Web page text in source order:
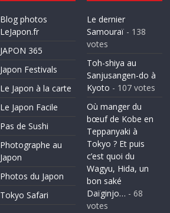
Blog photos
LeJapon.fr
JAPON 365
Japon Festivals
Le Japon à la carte
Le Japon Facile
Pas de Sushi
Photographe au
Japon
Photos du Japon
Tokyo Safari
Le dernier
Samouraï- 138
votes
Toh-shiya au
Sanjusangen-do à
Kyoto - 107 votes
Où manger du
bœuf de Kobe en
Teppanyaki à
Tokyo ? Et puis
c’est quoi du
Wagyu, Hida, un
bon saké
Daïginjo… - 68
votes